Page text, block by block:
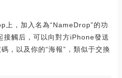
上，加入名為“NameDrop”的功
接觸后，可以向對方iPhone發送
，以及你的“海報”，類似于交換